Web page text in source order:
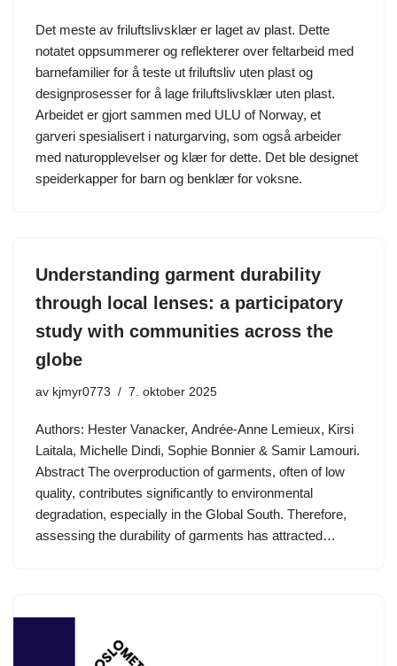
Det meste av friluftslivsklær er laget av plast. Dette
notatet oppsummerer og reflekterer over feltarbeid med
barnefamilier for å teste ut friluftsliv uten plast og
designprosesser for å lage friluftslivsklær uten plast.
Arbeidet er gjort sammen med ULU of Norway, et
garveri spesialisert i naturgarving, som også arbeider
med naturopplevelser og klær for dette. Det ble designet
speiderkapper for barn og benklær for voksne.
Understanding garment durability
through local lenses: a participatory
study with communities across the
globe
av kjmyr0773 7. oktober 2025
Authors: Hester Vanacker, Andrée-Anne Lemieux, Kirsi
Laitala, Michelle Dindi, Sophie Bonnier & Samir Lamouri.
Abstract The overproduction of garments, often of low
quality, contributes significantly to environmental
degradation, especially in the Global South. Therefore,
assessing the durability of garments has attracted…